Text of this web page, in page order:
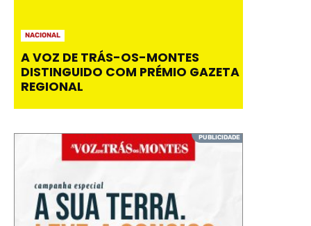
NACIONAL
A VOZ DE TRÁS-OS-MONTES
DISTINGUIDO COM PRÉMIO GAZETA
REGIONAL